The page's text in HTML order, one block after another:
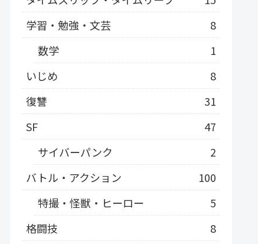
学習・勉強・文芸
8
数学
1
いじめ
8
復讐
31
SF
47
サイバーパンク
2
バトル・アクション
100
特撮・怪獣・ヒーロー
5
格闘技
8